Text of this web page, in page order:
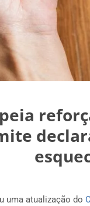
uma atualização do